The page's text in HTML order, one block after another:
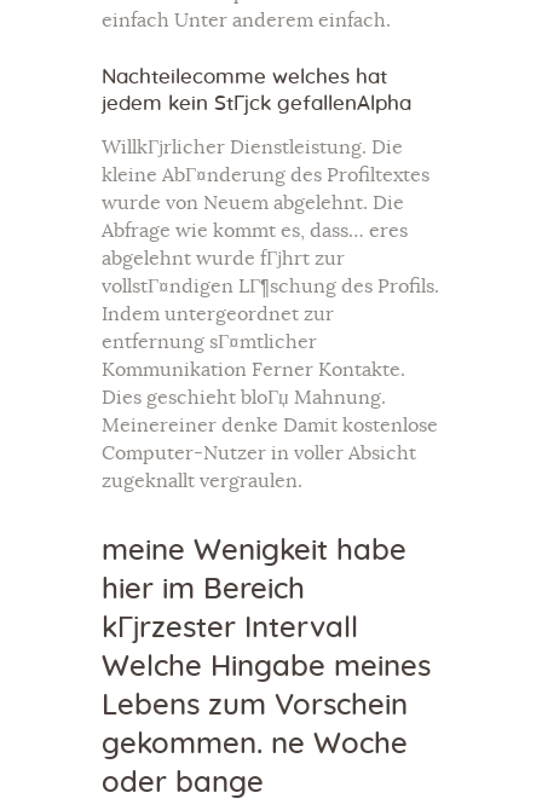
einfach Unter anderem einfach.
Nachteilecomme welches hat
jedem kein StГјck gefallenAlpha
WillkГјrlicher Dienstleistung. Die
kleine AbГ¤nderung des Profiltextes
wurde von Neuem abgelehnt. Die
Abfrage wie kommt es, dass… eres
abgelehnt wurde fГјhrt zur
vollstГ¤ndigen LГ¶schung des Profils.
Indem untergeordnet zur
entfernung sГ¤mtlicher
Kommunikation Ferner Kontakte.
Dies geschieht bloГџ Mahnung.
Meinereiner denke Damit kostenlose
Computer-Nutzer in voller Absicht
zugeknallt vergraulen.
meine Wenigkeit habe
hier im Bereich
kГјrzester Intervall
Welche Hingabe meines
Lebens zum Vorschein
gekommen. ne Woche
oder bange